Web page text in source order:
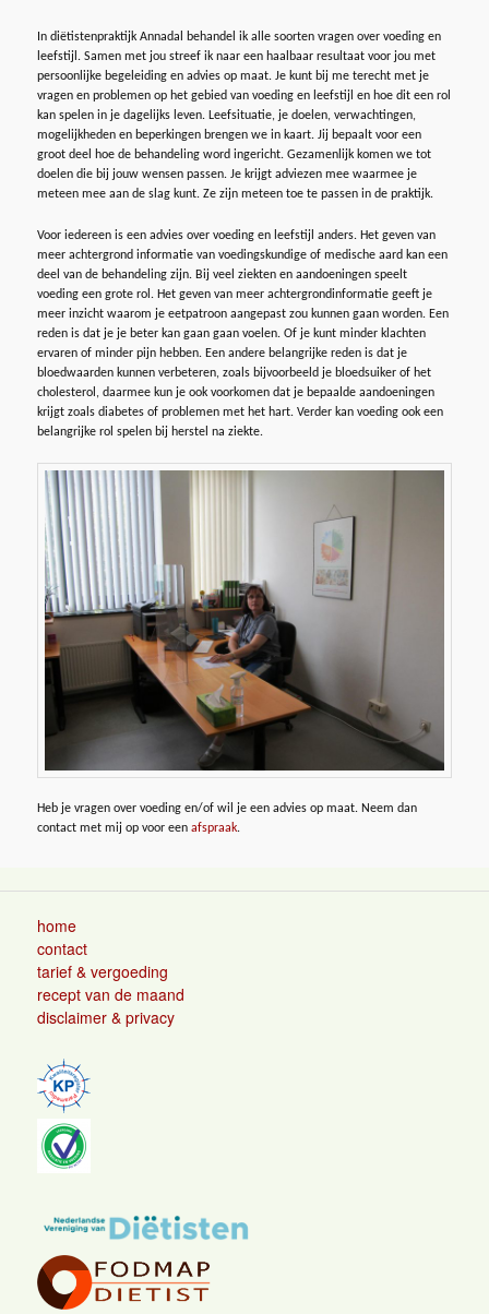
In diëtistenpraktijk Annadal behandel ik alle soorten vragen over voeding en
leefstijl. Samen met jou streef ik naar een haalbaar resultaat voor jou met
persoonlijke begeleiding en advies op maat. Je kunt bij me terecht met je
vragen en problemen op het gebied van voeding en leefstijl en hoe dit een rol
kan spelen in je dagelijks leven. Leefsituatie, je doelen, verwachtingen,
mogelijkheden en beperkingen brengen we in kaart. Jij bepaalt voor een
groot deel hoe de behandeling word ingericht. Gezamenlijk komen we tot
doelen die bij jouw wensen passen. Je krijgt adviezen mee waarmee je
meteen mee aan de slag kunt. Ze zijn meteen toe te passen in de praktijk.
Voor iedereen is een advies over voeding en leefstijl anders. Het geven van
meer achtergrond informatie van voedingskundige of medische aard kan een
deel van de behandeling zijn. Bij veel ziekten en aandoeningen speelt
voeding een grote rol. Het geven van meer achtergrondinformatie geeft je
meer inzicht waarom je eetpatroon aangepast zou kunnen gaan worden. Een
reden is dat je je beter kan gaan gaan voelen. Of je kunt minder klachten
ervaren of minder pijn hebben. Een andere belangrijke reden is dat je
bloedwaarden kunnen verbeteren, zoals bijvoorbeeld je bloedsuiker of het
cholesterol, daarmee kun je ook voorkomen dat je bepaalde aandoeningen
krijgt zoals diabetes of problemen met het hart. Verder kan voeding ook een
belangrijke rol spelen bij herstel na ziekte.
Heb je vragen over voeding en/of wil je een advies op maat. Neem dan
contact met mij op voor eenafspraak.
home
contact
tarief & vergoeding
recept van de maand
disclaimer & privacy